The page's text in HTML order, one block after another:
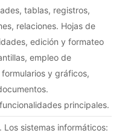
tablas, registros,
relaciones. Hojas de
edición y formateo
empleo de
y gráficos,
principales.
Los sistemas informáticos: